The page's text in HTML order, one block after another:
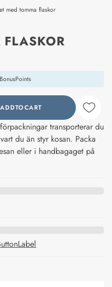
med tomma flaskor
FLASKOR
transporterar du
du än styr kosan. Packa
eller i handbagaget på